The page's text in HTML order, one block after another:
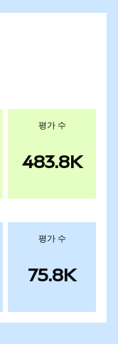
평가 수
483.8K
평가 수
75.8K